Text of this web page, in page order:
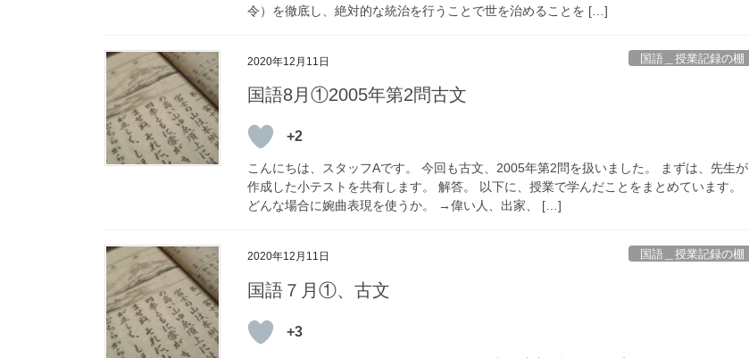
令）を徹底し、絶対的な統治を行うことで世を治めることを […]
2020年12月11日 国語＿授業記録の棚
国語8月①2005年第2問古文
+2
こんにちは、スタッフAです。 今回も古文、2005年第2問を扱いました。 まずは、先生が
作成した小テストを共有します。 解答。 以下に、授業で学んだことをまとめています。
どんな場合に婉曲表現を使うか。 →偉い人、出家、 […]
2020年12月11日 国語＿授業記録の棚
国語７月①、古文
+3